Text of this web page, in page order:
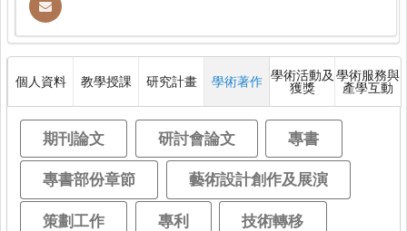
個人資料 教學授課 研究計畫 學術著作 學術活動及
獲獎
學術服務與
產學互動
期刊論文 研討會論文 專書
專書部份章節 藝術設計創作及展演
策劃工作 專利 技術轉移